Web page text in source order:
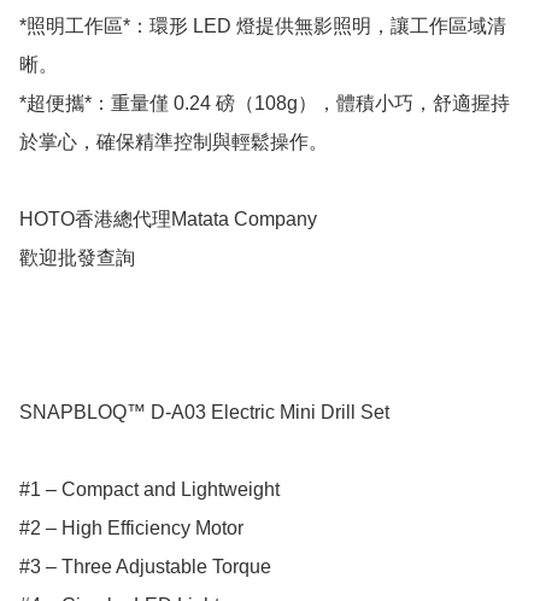
*照明工作區*：環形 LED 燈提供無影照明，讓工作區域清
晰。
*超便攜*：重量僅 0.24 磅（108g），體積小巧，舒適握持
於掌心，確保精準控制與輕鬆操作。
HOTO香港總代理Matata Company
歡迎批發查詢
SNAPBLOQ™ D-A03 Electric Mini Drill Set
#1 – Compact and Lightweight
#2 – High Efficiency Motor
#3 – Three Adjustable Torque